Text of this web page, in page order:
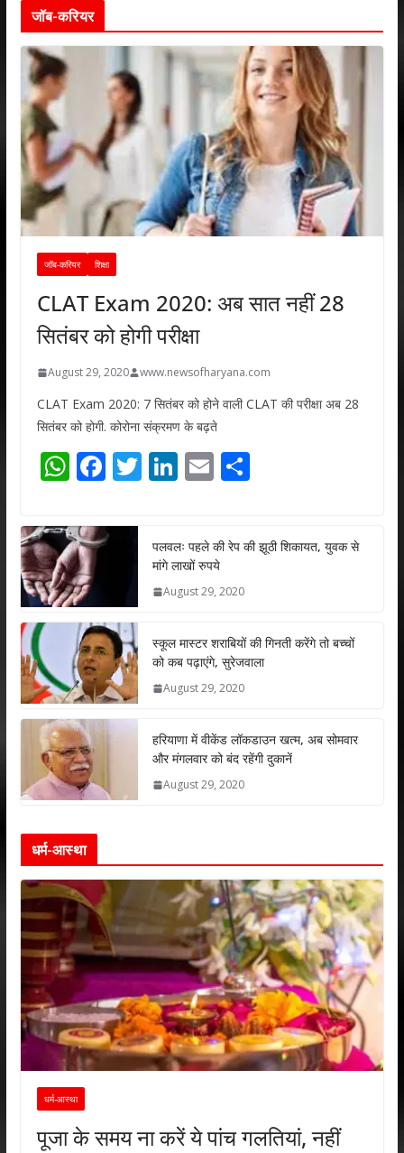
जॉब-करियर
जॉब-करियर शिक्षा
CLAT Exam 2020: अब सात नहीं 28
सितंबर को होगी परीक्षा
August 29, 2020 www.newsofharyana.com
CLAT Exam 2020: 7 सितंबर को होने वाली CLAT की परीक्षा अब 28
सितंबर को होगी. कोरोना संक्रमण के बढ़ते
W
at
s
A
p
p
F
e
b
o
k
T
er
Li
e
dI
n
E
l
S
e
पलवलः पहले की रेप की झूठी शिकायत, युवक से
मांगे लाखों रुपये
August 29, 2020
स्कूल मास्टर शराबियों की गिनती करेंगे तो बच्चों
को कब पढ़ाएंगे, सुरेजवाला
August 29, 2020
हरियाणा में वीकेंड लॉकडाउन खत्म, अब सोमवार
और मंगलवार को बंद रहेंगी दुकानें
August 29, 2020
धर्म-आस्था
धर्म-आस्था
पूजा के समय ना करें ये पांच गलतियां, नहीं